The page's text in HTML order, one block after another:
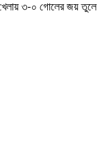
খেলায় ৩-০ গোলের জয় তুলে